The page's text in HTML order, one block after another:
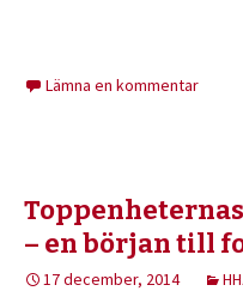
Lämna en kommentar
– en början till
17 december, 2014